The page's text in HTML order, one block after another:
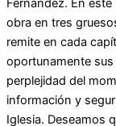
Fernández. En
obra en tres
remite en cada
oportunamente
perplejidad del
información y
Iglesia. Deseamos